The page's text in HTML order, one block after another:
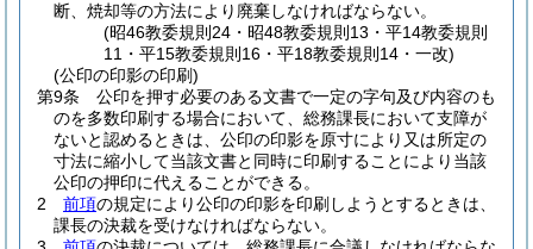
断、焼却等の方法により廃棄しなければならない。
(昭46教委規則24・昭48教委規則13・平14教委規則
11・平15教委規則16・平18教委規則14・一改)
(公印の印影の印刷)
第9条
公印を押す必要のある文書で一定の字句及び内容のも
のを多数印刷する場合において、総務課長において支障が
ないと認めるときは、公印の印影を原寸により又は所定の
寸法に縮小して当該文書と同時に印刷することにより当該
公印の押印に代えることができる。
2
前項の規定により公印の印影を印刷しようとするときは、
課長の決裁を受けなければならない。